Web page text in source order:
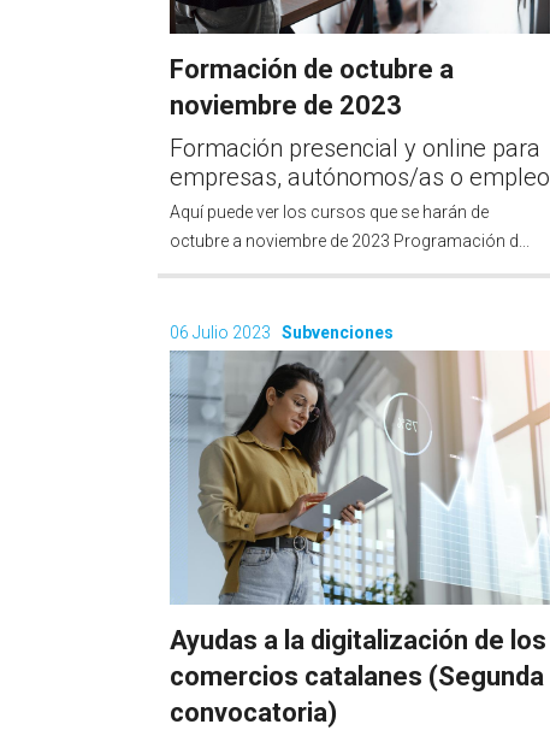
Formación de octubre a
noviembre de 2023
Formación presencial y online para
empresas, autónomos/as o empleo
Aquí puede ver los cursos que se harán de
octubre a noviembre de 2023 Programación d...
06 Julio 2023 Subvenciones
Ayudas a la digitalización de los
comercios catalanes (Segunda
convocatoria)